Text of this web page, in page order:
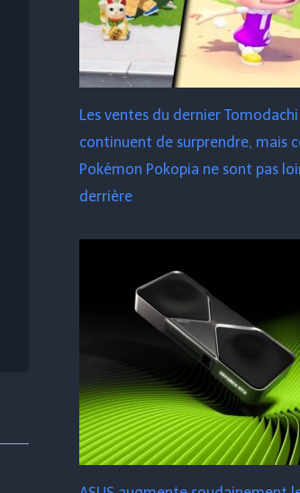
Les ventes du dernier
continuent de surprendre, mais
Pokémon Pokopia ne sont pas
derrière